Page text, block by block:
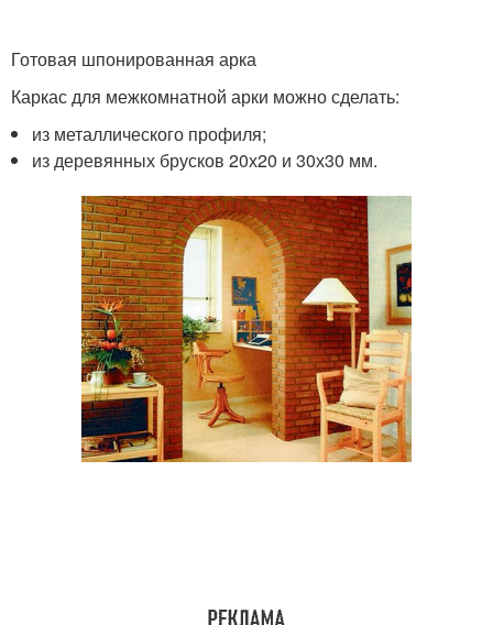
Готовая шпонированная арка
Каркас для межкомнатной арки можно сделать:
из металлического профиля;
из деревянных брусков 20х20 и 30х30 мм.